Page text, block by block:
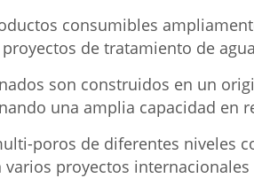
consumibles
de tratamiento de
son construidos en un
una amplia capacidad en
poros de diferentes niveles
proyectos